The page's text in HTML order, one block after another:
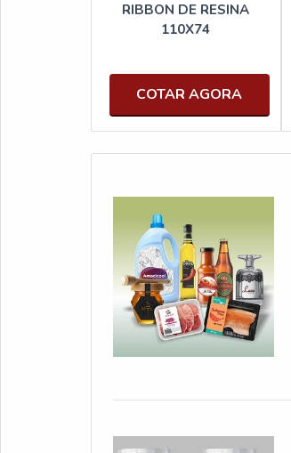
RIBBON DE RESINA
110X74
COTAR AGORA